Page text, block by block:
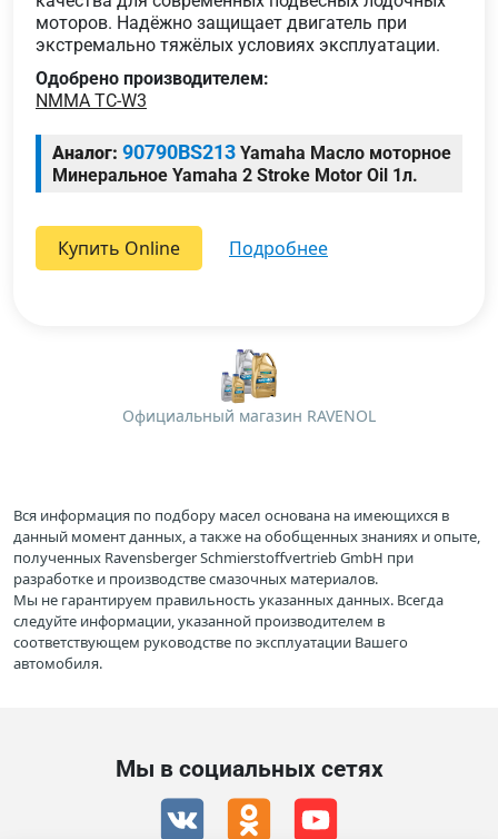
моторов. Надёжно защищает двигатель при
экстремально тяжёлых условиях эксплуатации.
Одобрено производителем:
NMMA TC-W3
Аналог: 90790BS213 Yamaha Масло моторное
Минеральное Yamaha 2 Stroke Motor Oil 1л.
Купить Online подробнее
Официальный магазин RAVENOL
Вся информация по подбору масел основана на имеющихся в
данный момент данных, а также на обобщенных знаниях и опыте,
полученных Ravensberger Schmierstoffvertrieb GmbH при
разработке и производстве смазочных материалов.
Мы не гарантируем правильность указанных данных. Всегда
следуйте информации, указанной производителем в
соответствующем руководстве по эксплуатации Вашего
автомобиля.
Мы в социальных сетях